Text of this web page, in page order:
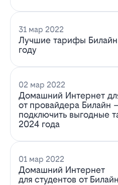
31 мар 2022
Лучшие тарифы
году
02 мар 2022
Домашний Интернет
от провайдера Билайн –
подключить выгодные
2024 года
01 мар 2022
Домашний Интернет
для студентов от Билайн